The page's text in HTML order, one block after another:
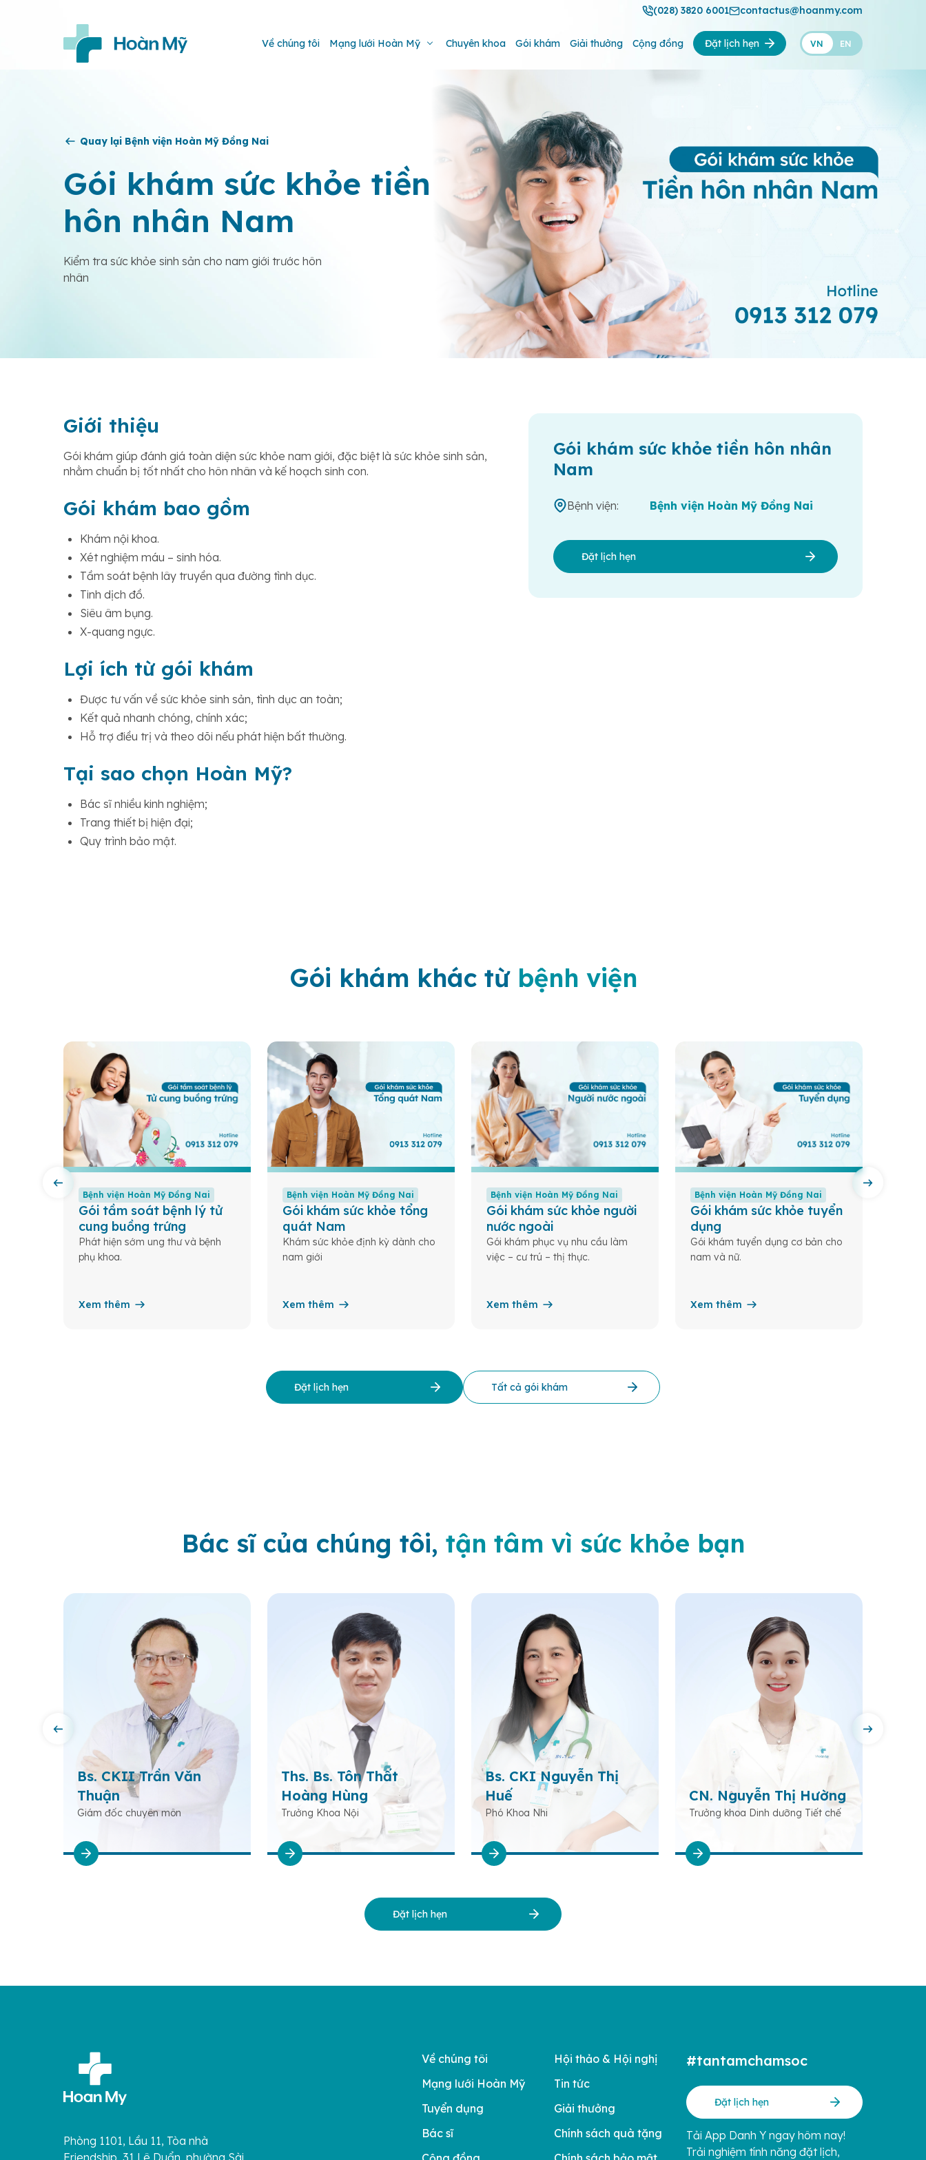
(028) 3820 6001 contactus@hoanmy.com
Về chúng tôi Mạng lưới Hoàn Mỹ Chuyên khoa Gói khám Giải thưởng Cộng đồng Đặt lịch hẹn VN EN
Quay lại Bệnh viện Hoàn Mỹ Đồng Nai
Gói khám sức khỏe tiền
hôn nhân Nam
Kiểm tra sức khỏe sinh sản cho nam giới trước hôn
nhân
Giới thiệu
Gói khám giúp đánh giá toàn diện sức khỏe nam giới, đặc biệt là sức khỏe sinh sản,
nhằm chuẩn bị tốt nhất cho hôn nhân và kế hoạch sinh con.
Gói khám bao gồm
Khám nội khoa.
Xét nghiệm máu – sinh hóa.
Tầm soát bệnh lây truyền qua đường tình dục.
Tinh dịch đồ.
Siêu âm bụng.
X-quang ngực.
Lợi ích từ gói khám
Được tư vấn về sức khỏe sinh sản, tình dục an toàn;
Kết quả nhanh chóng, chính xác;
Hỗ trợ điều trị và theo dõi nếu phát hiện bất thường.
Tại sao chọn Hoàn Mỹ?
Bác sĩ nhiều kinh nghiệm;
Trang thiết bị hiện đại;
Quy trình bảo mật.
Gói khám sức khỏe tiền hôn nhân
Nam
Bệnh viện: Bệnh viện Hoàn Mỹ Đồng Nai
Đặt lịch hẹn
Gói khám khác từ bệnh viện
Bệnh viện Hoàn Mỹ Đồng Nai
Gói tầm soát bệnh lý tử
cung buồng trứng
Phát hiện sớm ung thư và bệnh
phụ khoa.
Xem thêm
Bệnh viện Hoàn Mỹ Đồng Nai
Gói khám sức khỏe tổng
quát Nam
Khám sức khỏe định kỳ dành cho
nam giới
Xem thêm
Bệnh viện Hoàn Mỹ Đồng Nai
Gói khám sức khỏe người
nước ngoài
Gói khám phục vụ nhu cầu làm
việc – cư trú – thị thực.
Xem thêm
Bệnh viện Hoàn Mỹ Đồng Nai
Gói khám sức khỏe tuyển
dụng
Gói khám tuyển dụng cơ bản cho
nam và nữ.
Xem thêm
Đặt lịch hẹn Tất cả gói khám
Bác sĩ của chúng tôi, tận tâm vì sức khỏe bạn
Bs. CKII Trần Văn
Thuận
Giám đốc chuyên môn
Ths. Bs. Tôn Thất
Hoàng Hùng
Trưởng Khoa Nội
Bs. CKI Nguyễn Thị
Huế
Phó Khoa Nhi
CN. Nguyễn Thị Hường
Trưởng khoa Dinh dưỡng Tiết chế
Đặt lịch hẹn
Phòng 1101, Lầu 11, Tòa nhà
Friendship, 31 Lê Duẩn, phường Sài
Về chúng tôi
Mạng lưới Hoàn Mỹ
Tuyển dụng
Bác sĩ
Hội thảo & Hội nghị
Tin tức
Giải thưởng
Chính sách quà tặng
#tantamchamsoc
Đặt lịch hẹn
Tải App Danh Y ngay hôm nay!
Trải nghiệm tính năng đặt lịch,